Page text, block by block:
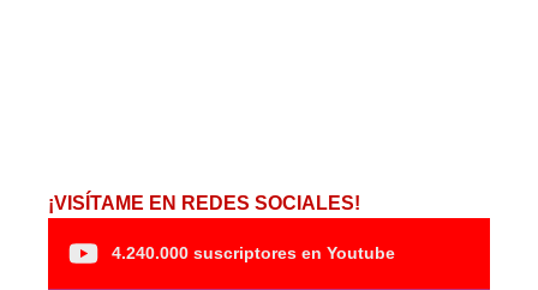
¡VISÍTAME EN REDES SOCIALES!
4.240.000 suscriptores en Youtube